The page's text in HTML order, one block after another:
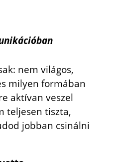
nem világos,
milyen formában
aktívan veszel
teljesen tiszta,
jobban csinálni